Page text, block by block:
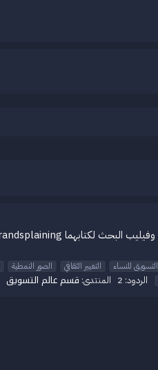
التسويق للنساء التغيير الثقافي الصور النمطية
الردود: 2 المنتدى: قسم عالم التسويق